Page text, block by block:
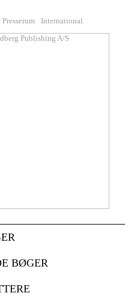
Presserum International
BØGER